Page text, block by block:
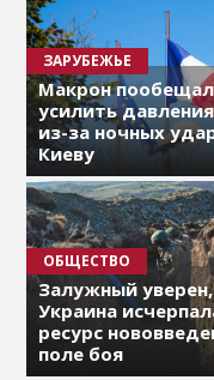
ЗАРУБЕЖЬЕ
Макрон пообещал
усилить
из-за ночных
Киеву
ОБЩЕСТВО
Залужный
Украина
ресурс
поле боя